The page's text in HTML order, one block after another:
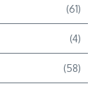
(61)
(4)
(58)